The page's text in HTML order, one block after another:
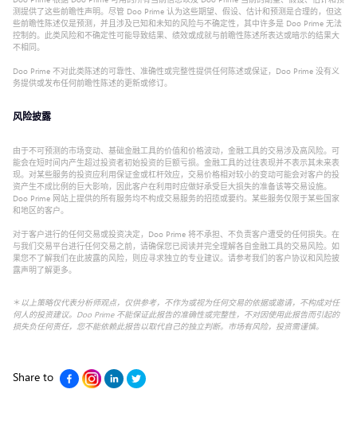
测提供了这些前瞻性声明。尽管 Doo Prime 认为这些期望、假设、估计和预测是合理的，但这
些前瞻性陈述仅是预测，并且涉及已知和未知的风险与不确定性，其中许多是 Doo Prime 无法
控制的。此类风险和不确定性可能导致结果、绩效或成就与前瞻性陈述所表达或暗示的结果大
不相同。
Doo Prime 不对此类陈述的可靠性、准确性或完整性提供任何陈述或保证，Doo Prime 没有义
务提供或发布任何前瞻性陈述的更新或修订。
风险披露
由于不可预测的市场变动、基础金融工具的价值和价格波动，金融工具的交易涉及高风险。可
能会在短时间内产生超过投资者初始投资的巨额亏损。金融工具的过往表现并不表示其未来表
现。对某些服务的投资应利用保证金或杠杆效应，交易价格相对较小的变动可能会对客户的投
资产生不成比例的巨大影响，因此客户在利用时应做好承受巨大损失的准备该等交易设施。
Doo Prime 网站上提供的所有服务均不构成交易服务的招揽或要约。某些服务仅限于某些国家
和地区的客户。
对于客户进行的任何交易或投资决定，Doo Prime 将不承担、不负责客户遭受的任何损失。在
与我们交易平台进行任何交易之前，请确保您已阅读并完全理解各自金融工具的交易风险。如
果您不了解我们在此披露的风险，则应寻求独立的专业建议。请参考我们的客户协议和风险披
露声明了解更多。
＊ 以上策略仅代表分析师观点，仅供参考，不作为或视为任何交易的依据或邀请，不构成对任
何人的投资建议。Doo Prime 不能保证此报告的准确性或完整性，不对因使用此报告而引起的
损失负任何责任，您不能依赖此报告以取代自己的独立判断。市场有风险，投资需谨慎。
Share to